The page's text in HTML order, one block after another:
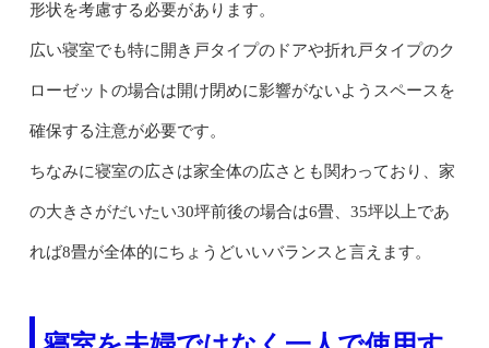
形状を考慮する必要があります。
広い寝室でも特に開き戸タイプのドアや折れ戸タイプのク
ローゼットの場合は開け閉めに影響がないようスペースを
確保する注意が必要です。
ちなみに寝室の広さは家全体の広さとも関わっており、家
の大きさがだいたい30坪前後の場合は6畳、35坪以上であ
れば8畳が全体的にちょうどいいバランスと言えます。